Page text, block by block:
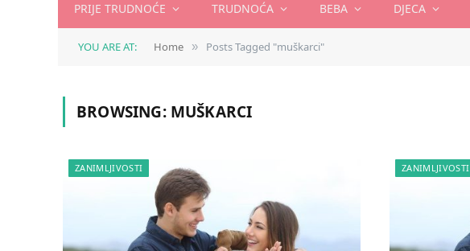
PRIJE TRUDNOĆE TRUDNOĆA BEBA DJECA
YOU ARE AT: Home » Posts Tagged "muškarci"
BROWSING: MUŠKARCI
ZANIMLJIVOSTI ZANIMLJIVOSTI